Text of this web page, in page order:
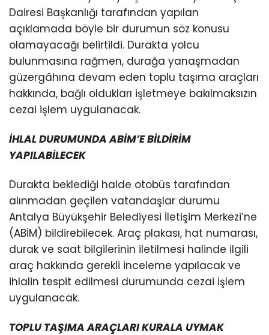
Dairesi Başkanlığı tarafından yapılan
açıklamada böyle bir durumun söz konusu
olamayacağı belirtildi. Durakta yolcu
bulunmasına rağmen, durağa yanaşmadan
güzergâhına devam eden toplu taşıma araçları
hakkında, bağlı oldukları işletmeye bakılmaksızın
cezai işlem uygulanacak.
İHLAL DURUMUNDA ABİM’E BİLDİRİM
YAPILABİLECEK
Durakta beklediği halde otobüs tarafından
alınmadan geçilen vatandaşlar durumu
Antalya Büyükşehir Belediyesi İletişim Merkezi’ne
(ABİM) bildirebilecek. Araç plakası, hat numarası,
durak ve saat bilgilerinin iletilmesi halinde ilgili
araç hakkında gerekli inceleme yapılacak ve
ihlalin tespit edilmesi durumunda cezai işlem
uygulanacak.
TOPLU TAŞIMA ARAÇLARI KURALA UYMAK